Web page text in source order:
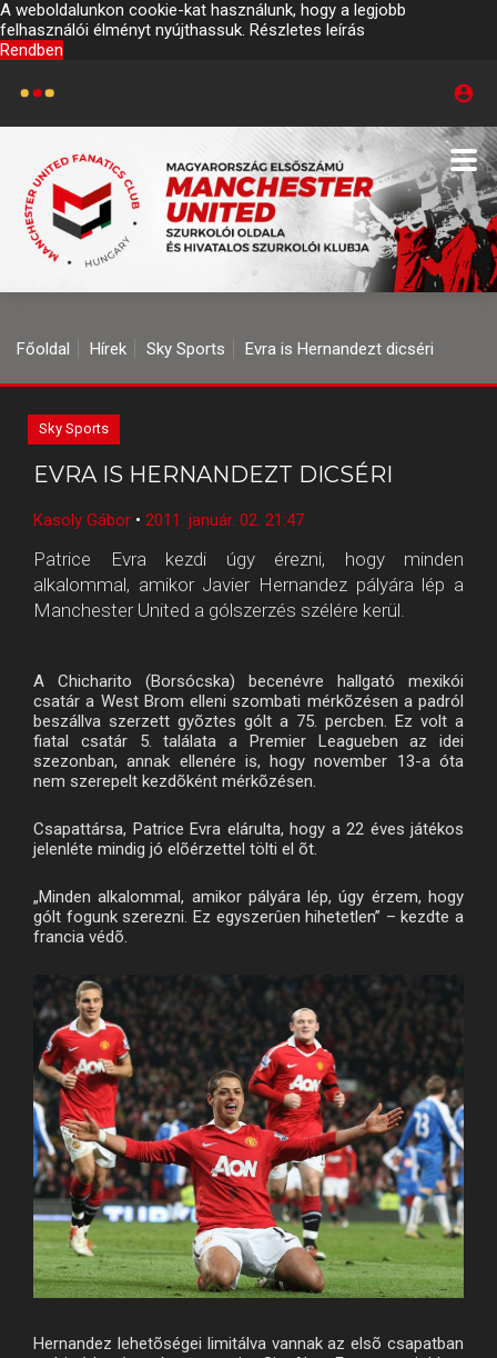
A weboldalunkon cookie-kat használunk, hogy a legjobb
felhasználói élményt nyújthassuk. Részletes leírás
Rendben
Főoldal Hírek Sky Sports Evra is Hernandezt dicséri
Sky Sports
EVRA IS HERNANDEZT DICSÉRI
Kasoly Gábor • 2011. január. 02. 21:47
Patrice Evra kezdi úgy érezni, hogy minden
alkalommal, amikor Javier Hernandez pályára lép a
Manchester United a gólszerzés szélére kerül.
A Chicharito (Borsócska) becenévre hallgató mexikói
csatár a West Brom elleni szombati mérkõzésen a padról
beszállva szerzett gyõztes gólt a 75. percben. Ez volt a
fiatal csatár 5. találata a Premier Leagueben az idei
szezonban, annak ellenére is, hogy november 13-a óta
nem szerepelt kezdõként mérkõzésen.
Csapattársa, Patrice Evra elárulta, hogy a 22 éves játékos
jelenléte mindig jó elõérzettel tölti el õt.
„Minden alkalommal, amikor pályára lép, úgy érzem, hogy
gólt fogunk szerezni. Ez egyszerûen hihetetlen” – kezdte a
francia védõ.
Hernandez lehetõségei limitálva vannak az elsõ csapatban